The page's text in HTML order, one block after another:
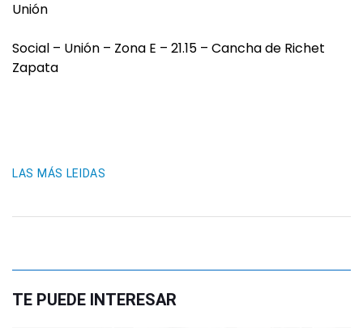
Unión
Social – Unión – Zona E – 21.15 – Cancha de Richet
Zapata
LAS MÁS LEIDAS
TE PUEDE INTERESAR